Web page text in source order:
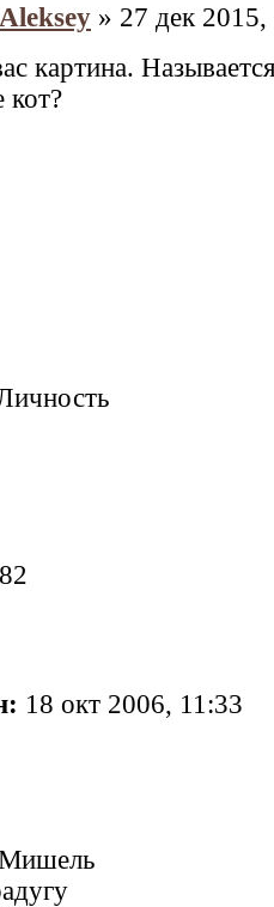
Aleksey » 27 дек
картина.
кот?
18 окт 2006, 11:33